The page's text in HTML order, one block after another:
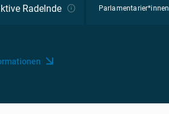
Radelnde Parlamentarier*innen